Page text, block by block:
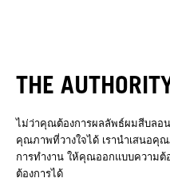
THE
ไม่ว่าคุณต้องการผลลัพธ์ผมสีบลอ
คุณภาพที่วางใจได้ เรานำเสนอคุ
การทำงาน ให้คุณออกแบบความต้
ต้องการได้